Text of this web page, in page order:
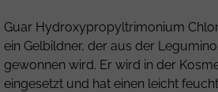
Guar Hydroxypropyltrimonium
ein Gelbildner, der aus der
gewonnen wird. Er wird in der
eingesetzt und hat einen leicht